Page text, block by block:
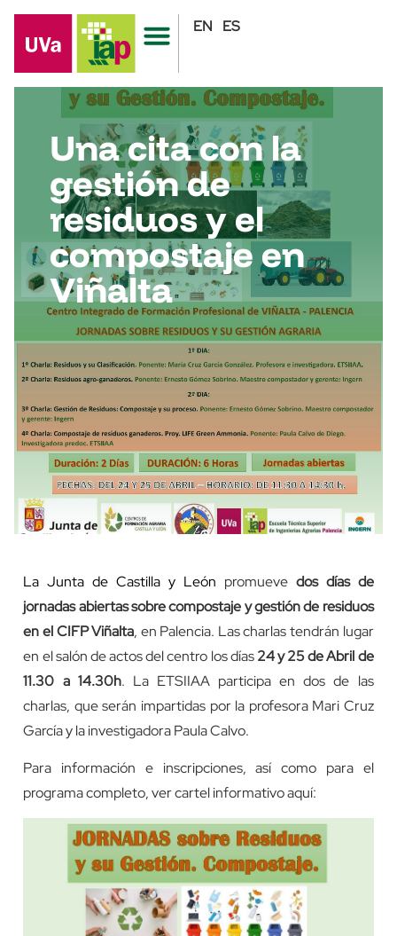
EN ES
Una cita con la
gestión de
residuos y el
compostaje en
Viñalta
La Junta de Castilla y León promueve dos días de
jornadas abiertas sobre compostaje y gestión de residuos
en el CIFP Viñalta, en Palencia. Las charlas tendrán lugar
en el salón de actos del centro los días24 y 25 de Abril de
11.30 a 14.30h. La ETSIIAA participa en dos de las
charlas, que serán impartidas por la profesora Mari Cruz
García y la investigadora Paula Calvo.
Para información e inscripciones, así como para el
programa completo, ver cartel informativo aquí: